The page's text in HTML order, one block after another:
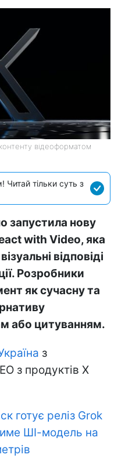
відеоформатом
тільки суть з
запустила нову
with Video, яка
відповіді
Розробники
як сучасну та
або цитуванням.
з
з продуктів X
готує реліз Grok
ШІ-модель на